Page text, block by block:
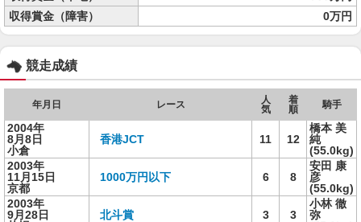
収得賞金（障害）
0万円
競走成績
年月日 レース
人
気
着
順
騎手
2004年
8月8日
小倉
香港JCT 11 12
橋本 美
純
(55.0kg)
2003年
11月15日
京都
1000万円以下 6 8
安田 康
彦
(55.0kg)
2003年
9月28日
北斗賞 3 3
小林 徹
弥